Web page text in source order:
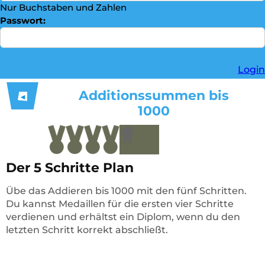
Nur Buchstaben und Zahlen
Passwort:
Login
◀
Additionssummen bis
1000
Der 5 Schritte Plan
Übe das Addieren bis 1000 mit den fünf Schritten.
Du kannst Medaillen für die ersten vier Schritte
verdienen und erhältst ein Diplom, wenn du den
letzten Schritt korrekt abschließt.